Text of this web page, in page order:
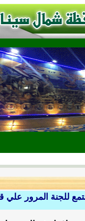
للجنة المرور علي